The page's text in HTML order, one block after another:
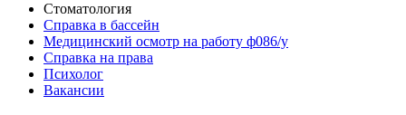
Стоматология
Справка в бассейн
Медицинский осмотр на работу ф086/у
Справка на права
Психолог
Вакансии